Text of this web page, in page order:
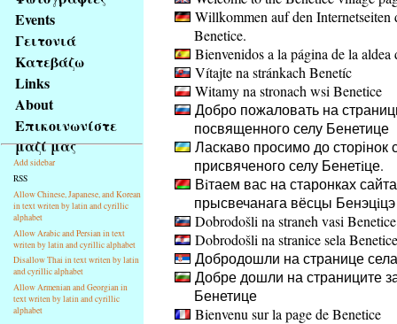
zkratky
tomto
webu
základní
Hlavní
strana
Events
Γειτονιά
Κατεβάζω
Links
About
Επικοινωνίστε
μαζί μας
Add sidebar
RSS
Allow Chinese, Japanese, and Korean
in text writen by latin and cyrillic
alphabet
Allow Arabic and Persian in text
writen by latin and cyrillic alphabet
Disallow Thai in text writen by latin
and cyrillic alphabet
Allow Armenian and Georgian in
text writen by latin and cyrillic
alphabet
Willkommen auf den Internetseiten
Benetice.
Bienvenidos a la página de la aldea
Vítajte na stránkach Benetíc
Witamy na stronach wsi Benetice
Добро пожаловать на
посвященного селу Бенетице
Ласкаво просимо до сторінок
присвяченого селу Бенетiце.
Вiтаем вас на старонках
прысвечанага вёсцы Бенэцiцэ
Dobrodošli na straneh vasi Benetice
Dobrodošli na stranice sela Benetice
Добродошли на странице
Добре дошли на страниците
Бенетице
Bienvenu sur la page de Benetice